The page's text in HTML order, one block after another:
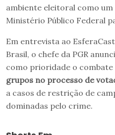
ambiente eleitoral como
Ministério Público Federal
Em entrevista ao
Brasil, o chefe da PGR
como prioridade o combate
grupos no processo de
a casos de restrição de
dominadas pelo crime.